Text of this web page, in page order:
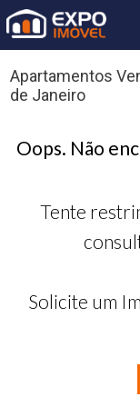
Apartamentos
de Janeiro
Oops. Não
Tente
Solicite um